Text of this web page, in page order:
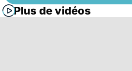
Plus de vidéos